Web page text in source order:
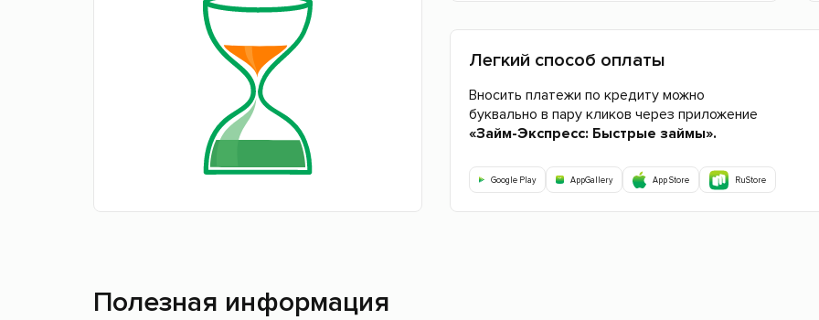
Легкий способ оплаты
Вносить платежи по кредиту можно
буквально в пару кликов через приложение
«Займ-Экспресс: Быстрые займы».
Google Play AppGallery App Store RuStore
Полезная информация